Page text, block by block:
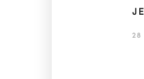
28